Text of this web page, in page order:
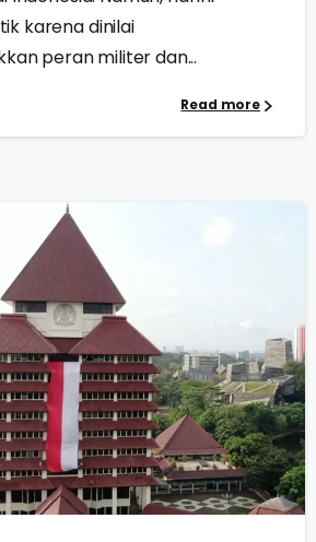
karena dinilai
peran militer dan...
Read more
0 2